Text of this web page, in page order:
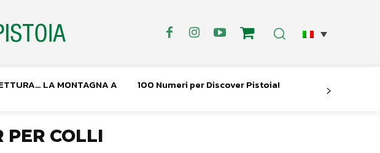
LA MONTAGNA A 100 Numeri per Discover Pistoia!
PER COLLI